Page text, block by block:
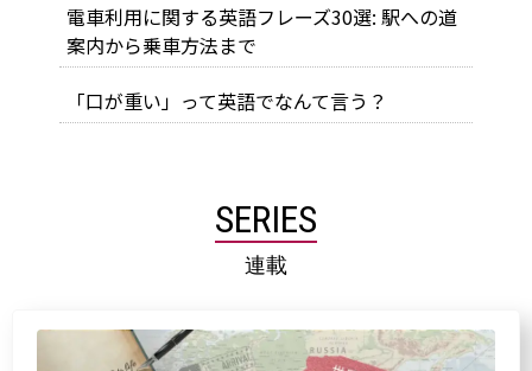
電車利用に関する英語フレーズ30選: 駅への道
案内から乗車方法まで
「口が重い」って英語でなんて言う？
SERIES
連載